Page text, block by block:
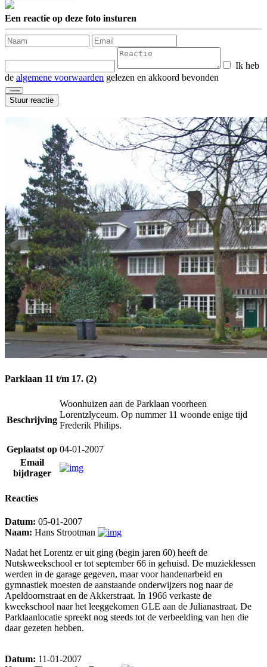
Een reactie op deze foto insturen
Ik heb
de algemene voorwaarden gelezen en akkoord bevonden
Parklaan 11 t/m 17. (2)
Beschrijving
Woonhuizen aan de Parklaan voorheen
Lorentzlyceum. Op nummer 11 woonde enige tijd
Frederik Philips.
Geplaatst op 04-01-2007
Email
bijdrager
Reacties
Datum: 05-01-2007
Naam: Hans Strootman
Nadat het Lorentz er uit ging (begin jaren 60) heeft de
Nutskweekschool er tot september 66 in gehuisd. De muzieklessen
werden in de garage gegeven, maar voor handenarbeid en
gymnastiek moesten de aanstaande onderwijzers nog naar de
Apeldoornstraat en de Akkerstraat. In 1966 verkaste de
kweekschool naar het leeggekomen GLE aan de Julianastraat. De
Parklaanlocatie spreekt nog steeds tot de verbeelding van hen die
daar gezeten hebben.
Datum: 11-01-2007